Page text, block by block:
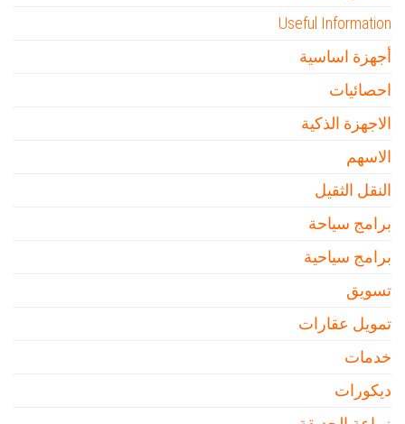
Useful Information
أجهزة اساسية
احصائيات
الاجهزة الذكية
الاسهم
النقل الثقيل
برامج سياحة
برامج سياحية
تسويق
تمويل عقارات
خدمات
ديكورات